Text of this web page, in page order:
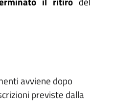
avviene dopo
previste dalla